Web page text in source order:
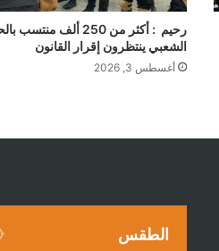
رحيم : أكثر من 250 ألف
الشعبي ينتظرون إقرار القانون
أغسطس 3, 2026
الطقس